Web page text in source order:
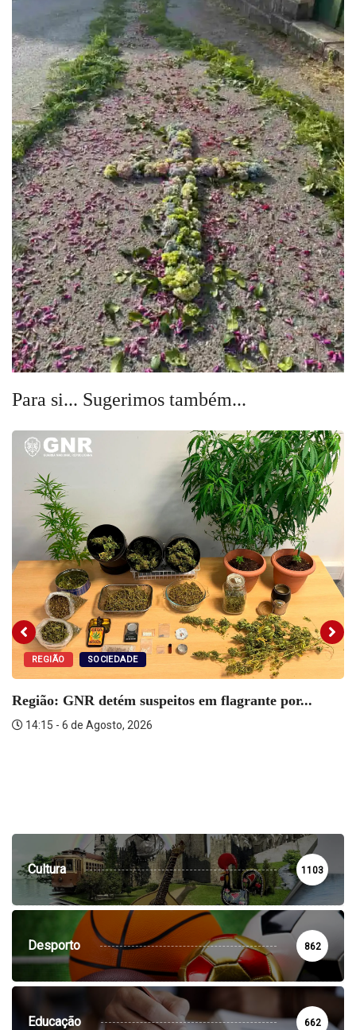
Para si... Sugerimos também...
REGIÃO SOCIEDADE
Região: GNR detém suspeitos em flagrante por...
14:15 - 6 de Agosto, 2026
Cultura 1103
Desporto 862
Educação 662